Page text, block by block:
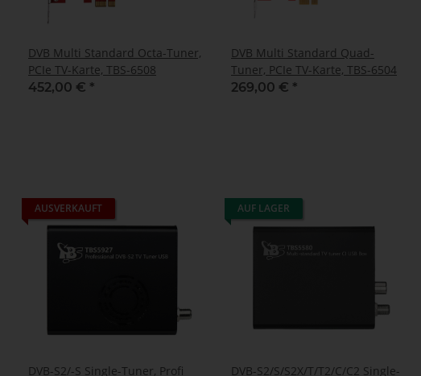
DVB Multi Standard Octa-Tuner,
PCIe TV-Karte, TBS-6508
452,00 € *
DVB Multi Standard Quad-
Tuner, PCIe TV-Karte, TBS-6504
269,00 € *
AUSVERKAUFT
DVB-S2/-S Single-Tuner, Profi
AUF LAGER
DVB-S2/S/S2X/T/T2/C/C2 Single-